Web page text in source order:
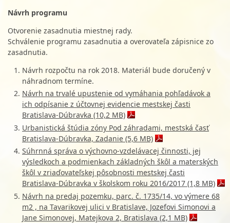
Návrh programu
Otvorenie zasadnutia miestnej rady.
Schválenie programu zasadnutia a overovateľa zápisnice zo
zasadnutia.
Návrh rozpočtu na rok 2018. Materiál bude doručený v
náhradnom termíne.
Návrh na trvalé upustenie od vymáhania pohľadávok a
ich odpísanie z účtovnej evidencie mestskej časti
Bratislava-Dúbravka (10,2 MB)
Urbanistická štúdia zóny Pod záhradami, mestská časť
Bratislava-Dúbravka, Zadanie (5,6 MB)
Súhrnná správa o výchovno-vzdelávacej činnosti, jej
výsledkoch a podmienkach základných škôl a materských
škôl v zriaďovateľskej pôsobnosti mestskej časti
Bratislava-Dúbravka v školskom roku 2016/2017 (1,8 MB)
Návrh na predaj pozemku, parc. č. 1735/14, vo výmere 68
m2 , na Tavarikovej ulici v Bratislave, Jozefovi Simonovi a
Jane Simonovej, Matejkova 2, Bratislava (2,1 MB)